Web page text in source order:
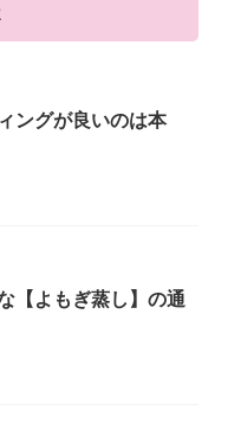
ングが良いのは本
【よもぎ蒸し】の通